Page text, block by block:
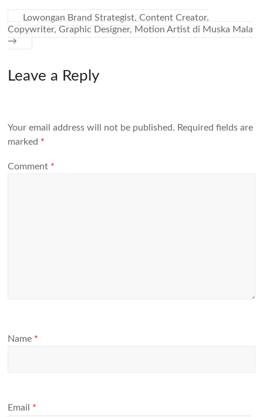
Lowongan Brand Strategist, Content Creator,
Copywriter, Graphic Designer, Motion Artist di Muska Mala
→
Leave a Reply
Your email address will not be published. Required fields are
marked *
Comment *
Name *
Email *